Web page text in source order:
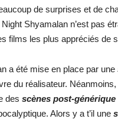
de surprises et de
Shyamalan n’est pas
films les plus appréciés de
a été mise en place par une
du réalisateur.
des scènes post-générique
Alors y a t’il une